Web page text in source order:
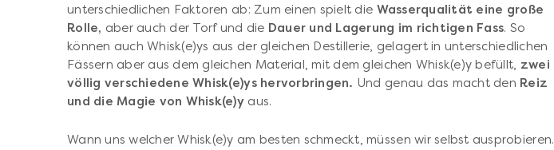
unterschiedlichen Faktoren ab: Zum einen spielt die Wasserqualität eine große
Rolle, aber auch der Torf und die Dauer und Lagerung im richtigen Fass. So
können auch Whisk(e)ys aus der gleichen Destillerie, gelagert in unterschiedlichen
Fässern aber aus dem gleichen Material, mit dem gleichen Whisk(e)y befüllt, zwei
völlig verschiedene Whisk(e)ys hervorbringen. Und genau das macht den Reiz
und die Magie von Whisk(e)y aus.
Wann uns welcher Whisk(e)y am besten schmeckt, müssen wir selbst ausprobieren.